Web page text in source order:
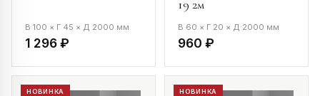
В 100 × Г 45 × Д 2000 мм
1 296 ₽
19 2м
В 60 × Г 20 × Д 2000 мм
960 ₽
НОВИНКА НОВИНКА